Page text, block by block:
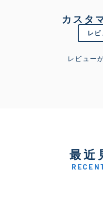
カスタ
レビ
レビュー
最近